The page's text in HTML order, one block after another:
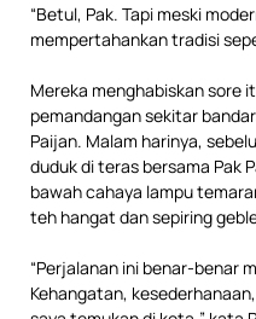
“Betul, Pak. Tapi meski
mempertahankan tradisi
Mereka menghabiskan sore
pemandangan sekitar
Paijan. Malam harinya,
duduk di teras bersama Pak
bawah cahaya lampu
teh hangat dan sepiring
“Perjalanan ini benar-benar
Kehangatan,